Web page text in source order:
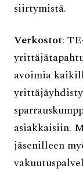
siirtymistä.
Verkostot:
avoimia
asiakkaisiin.
jäsenilleen